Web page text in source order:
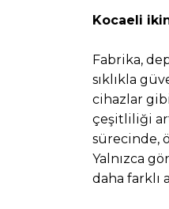
Kocaeli
Fabrika,
sıklıkla
cihazlar
çeşitliliği
sürecinde,
Yalnızca
daha farklı